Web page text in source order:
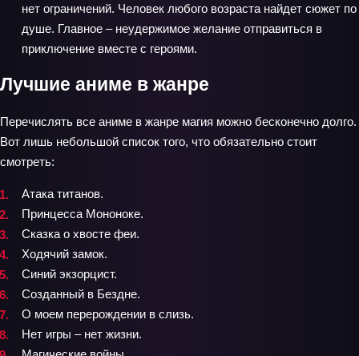
нет ограничений. Человек любого возраста найдет сюжет по
душе. Главное – неудержимое желание отправиться в
приключение вместе с героями.
Лучшие аниме в жанре
Перечислять все аниме в жанре магия можно бесконечно долго.
Вот лишь небольшой список того, что обязательно стоит
смотреть:
Атака титанов.
Принцесса Мононоке.
Сказка о хвосте феи.
Ходячий замок.
Синий экзорцист.
Созданный в Бездне.
О моем перерождении в слизь.
Нет игры – нет жизни.